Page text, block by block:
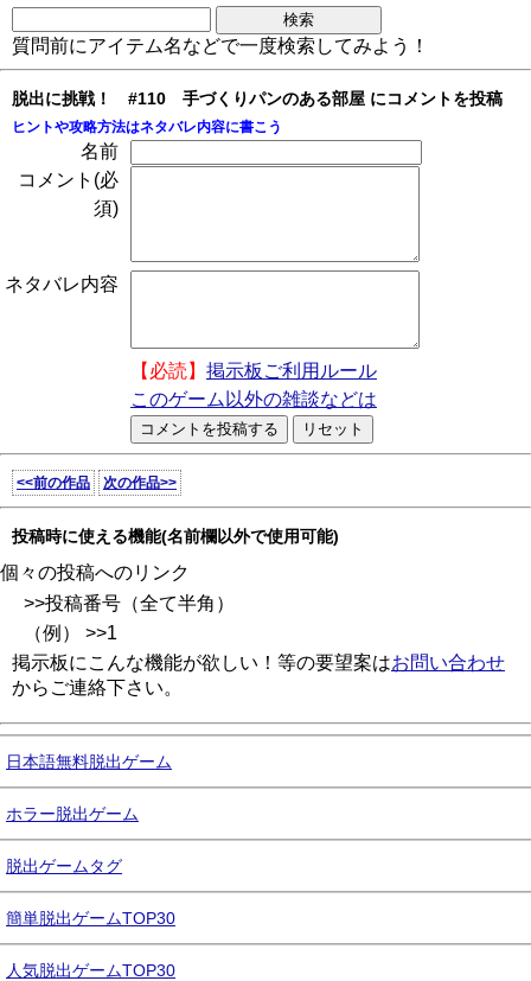
質問前にアイテム名などで一度検索してみよう！
脱出に挑戦！ #110 手づくりパンのある部屋 にコメントを投稿
ヒントや攻略方法はネタバレ内容に書こう
名前
コメント(必
須)
ネタバレ内容
【必読】 掲示板ご利用ルール
このゲーム以外の雑談などは
<<前の作品 次の作品>>
投稿時に使える機能(名前欄以外で使用可能)
個々の投稿へのリンク
>>投稿番号（全て半角）
（例） >>1
掲示板にこんな機能が欲しい！等の要望案はお問い合わせ
からご連絡下さい。
日本語無料脱出ゲーム
ホラー脱出ゲーム
脱出ゲームタグ
簡単脱出ゲームTOP30
人気脱出ゲームTOP30